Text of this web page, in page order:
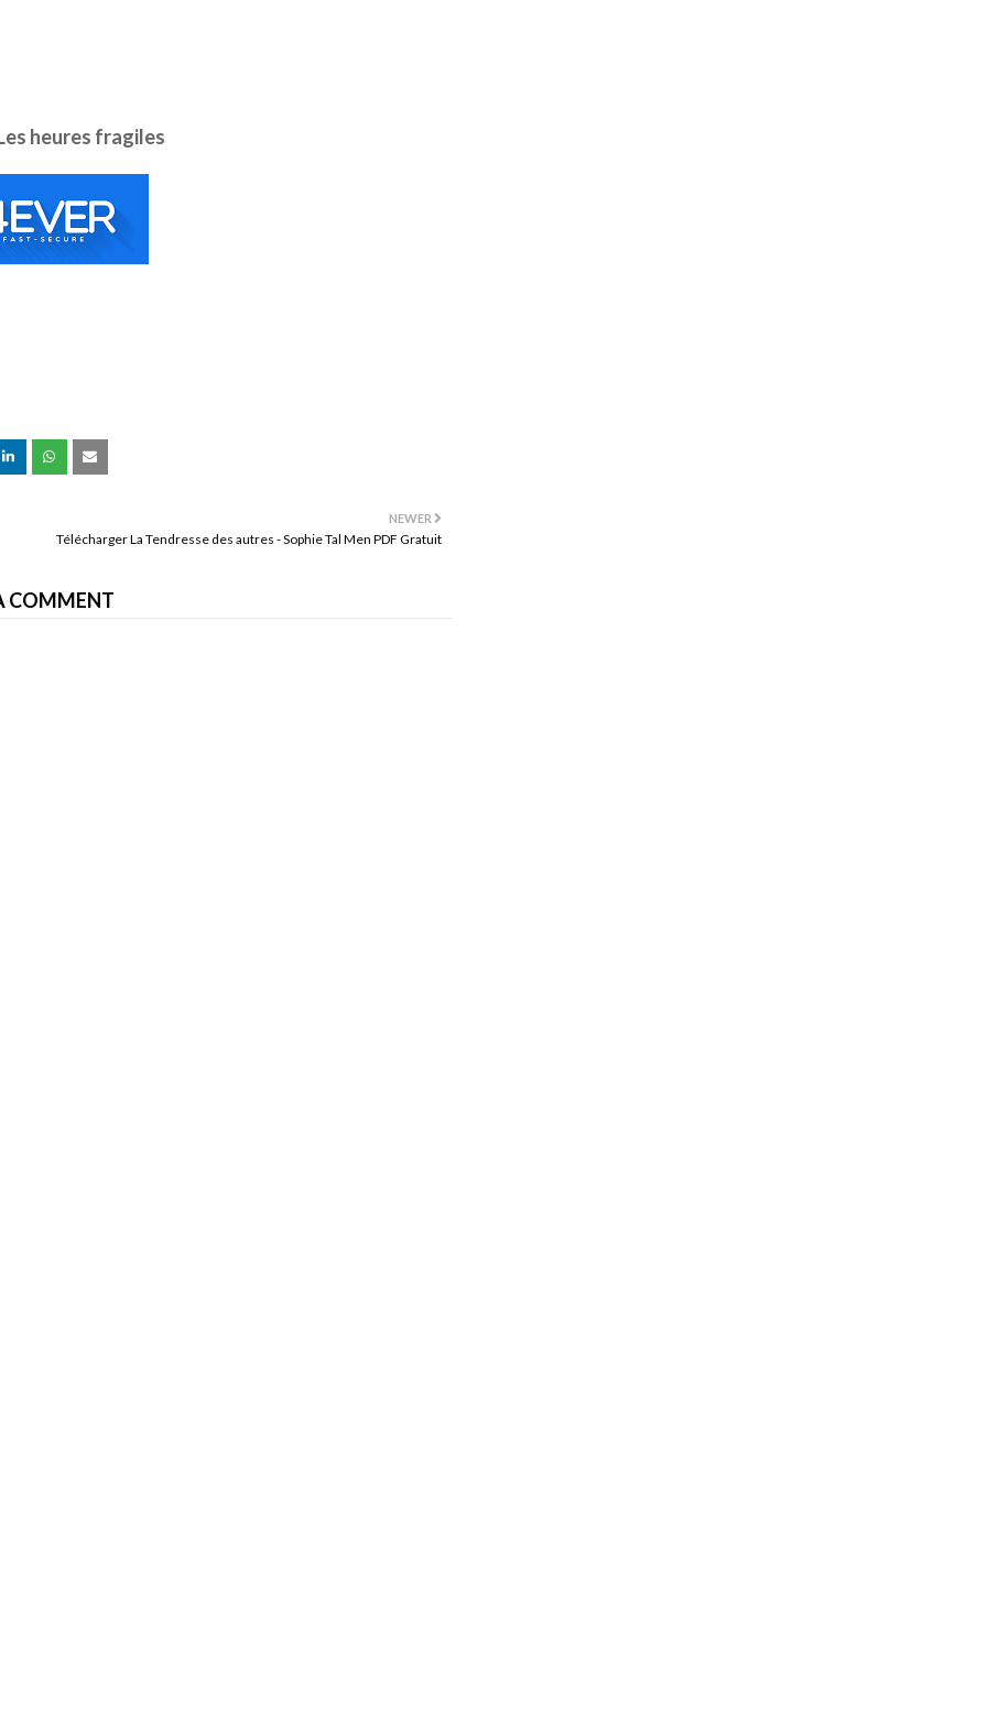
heures fragiles
NEWER
Télécharger La Tendresse des autres - Sophie Tal Men PDF Gratuit
COMMENT